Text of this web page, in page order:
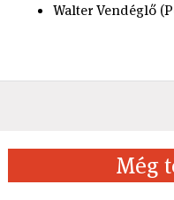
Walter Vendéglő
Még